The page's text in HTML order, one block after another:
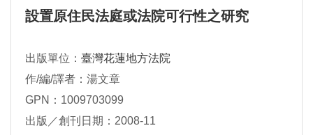
設置原住民法庭或法院可行性之研究
出版單位： 臺灣花蓮地方法院
作/編/譯者：湯文章
GPN：1009703099
出版／創刊日期：2008-11